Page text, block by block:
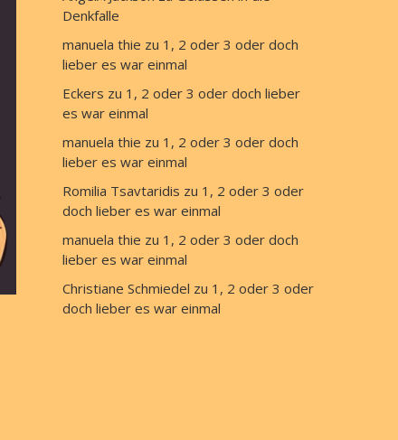
Denkfalle
manuela thie zu 1, 2 oder 3 oder doch
lieber es war einmal
Eckers zu 1, 2 oder 3 oder doch lieber
es war einmal
manuela thie zu 1, 2 oder 3 oder doch
lieber es war einmal
Romilia Tsavtaridis zu 1, 2 oder 3 oder
doch lieber es war einmal
manuela thie zu 1, 2 oder 3 oder doch
lieber es war einmal
Christiane Schmiedel zu 1, 2 oder 3 oder
doch lieber es war einmal